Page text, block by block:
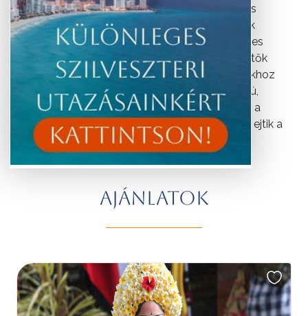
kultúrájukról híres hindu szigetlakók varázslatos
kikapcsolódást nyújtanak az ide érkező turisták
számára. A tengerparti nyaralás mellett érdemes
ellátogatni az ékszerkészítők, fafaragók és festők
falvaiba is, de kihagyhatatlanok a vulkáni kúpokhoz
vezető kirándulások is. A varázslatos hangulatú,
parázson való sétálással végződő kecak vagy a
látványos barong táncok bemutatói ámulatba ejtik a
messzi földről érkező turistákat.
AJÁNLATOK